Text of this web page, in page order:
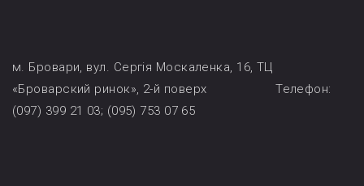
м. Бровари, вул. Сергія Москаленка, 16, ТЦ
«Броварский ринок», 2-й поверх Телефон:
(097) 399 21 03; (095) 753 07 65